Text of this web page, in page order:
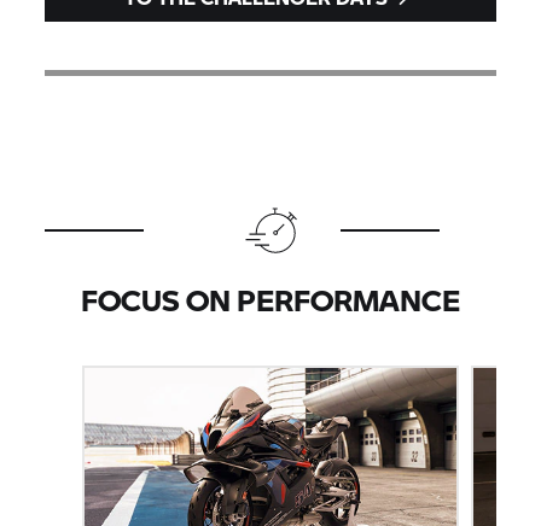
FOCUS ON PERFORMANCE